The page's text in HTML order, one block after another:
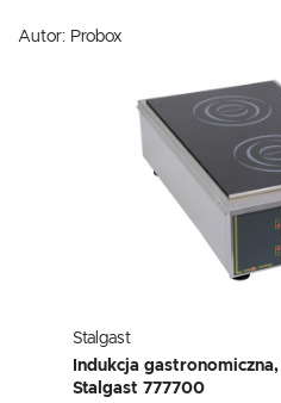
Autor: Probox
Stalgast
Indukcja
Stalgast 777700